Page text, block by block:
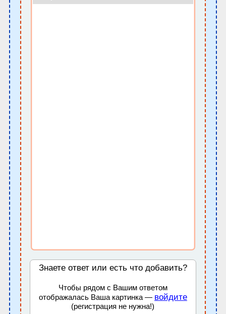
Знаете ответ или есть что добавить?
Чтобы рядом с Вашим ответом
отображалась Ваша картинка — войдите
(регистрация не нужна!)